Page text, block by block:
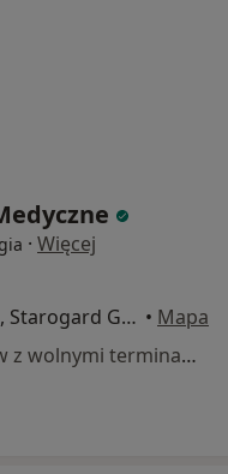
· Więcej
Księdza Ignacego Skorupki 2, Starogard Gdański • Mapa
Brak dostępnych specjalistów z wolnymi terminami w tym centrum medycznym.